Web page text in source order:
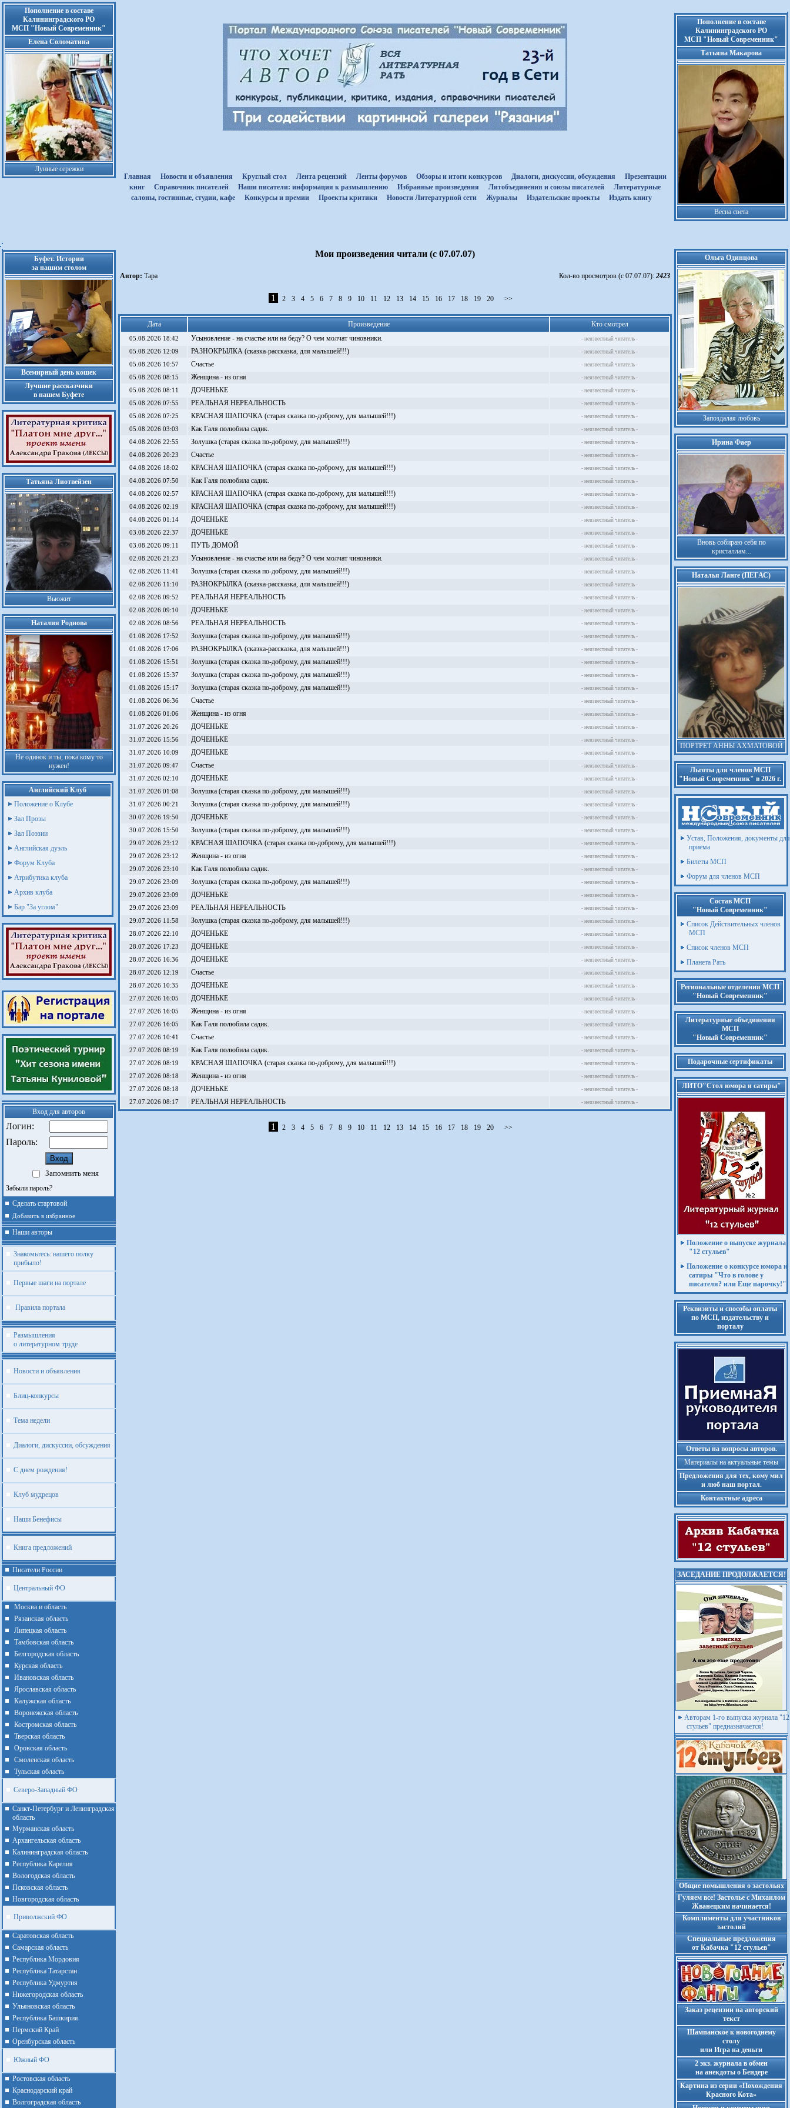
Пополнение в составе
Калининградского РО
МСП "Новый Современник"
Елена Соломатина
Лунные сережки
Главная
Новости и объявления Круглый стол Лента рецензий Ленты форумов Обзоры и итоги конкурсов Диалоги, дискуссии, обсуждения
Презентации
книг
Cправочник писателей Наши писатели: информация к размышлению Избранные произведения Литобъединения и союзы писателей
Литературные
салоны, гостинные, студии, кафе
Kонкурсы и премии Проекты критики Новости Литературной сети Журналы Издательские проекты Издать книгу
Пополнение в составе
Калининградского РО
МСП "Новый Современник"
Татьяна Макарова
Весна света
Буфет. Истории
за нашим столом
Всемирный день кошек
Лучшие рассказчики
в нашем Буфете
Татьяна Лиотвейзен
Вьюжит
Наталия Роднова
Не одинок и ты, пока кому то
нужен!
Английский Клуб
Положение о Клубе
Зал Прозы
Зал Поэзии
Английская дуэль
Форум Клуба
Атрибутика клуба
Архив клуба
Бар "За углом"
Вход для авторов
Логин:
Пароль:
Запомнить меня
Забыли пароль?
Сделать стартовой
Добавить в избранное
Наши авторы
Знакомьтесь: нашего полку
прибыло!
Первые шаги на портале
Правила портала
Размышления
о литературном труде
Новости и объявления
Блиц-конкурсы
Тема недели
Диалоги, дискуссии, обсуждения
С днем рождения!
Клуб мудрецов
Наши Бенефисы
Книга предложений
Писатели России
Центральный ФО
Москва и область
Рязанская область
Липецкая область
Тамбовская область
Белгородская область
Курская область
Ивановская область
Ярославская область
Калужская область
Воронежская область
Костромская область
Тверская область
Оровская область
Смоленская область
Тульская область
Северо-Западный ФО
Санкт-Петербург и Ленинградская
область
Мурманская область
Архангельская область
Калининградская область
Республика Карелия
Вологодская область
Псковская область
Новгородская область
Приволжский ФО
Cаратовская область
Cамарская область
Республика Мордовия
Республика Татарстан
Республика Удмуртия
Нижегородская область
Ульяновская область
Республика Башкирия
Пермский Край
Оренбурская область
Южный ФО
Ростовская область
Краснодарский край
Волгоградская область
Мои произведения читали (с 07.07.07)
Автор: Тара Кол-во просмотров (с 07.07.07): 2423
1 2 3 4 5 6 7 8 9 10 11 12 13 14 15 16 17 18 19 20 >>
Дата Произведение Кто смотрел
05.08.2026 18:42 Усыновление - на счастье или на беду? О чем молчат чиновники. - неизвестный читатель -
05.08.2026 12:09 РАЗНОКРЫЛКА (сказка-рассказка, для малышей!!!) - неизвестный читатель -
05.08.2026 10:57 Счастье - неизвестный читатель -
05.08.2026 08:15 Женщина - из огня - неизвестный читатель -
05.08.2026 08:11 ДОЧЕНЬКЕ - неизвестный читатель -
05.08.2026 07:55 РЕАЛЬНАЯ НЕРЕАЛЬНОСТЬ - неизвестный читатель -
05.08.2026 07:25 КРАСНАЯ ШАПОЧКА (старая сказка по-доброму, для малышей!!!) - неизвестный читатель -
05.08.2026 03:03 Как Галя полюбила садик. - неизвестный читатель -
04.08.2026 22:55 Золушка (старая сказка по-доброму, для малышей!!!) - неизвестный читатель -
04.08.2026 20:23 Счастье - неизвестный читатель -
04.08.2026 18:02 КРАСНАЯ ШАПОЧКА (старая сказка по-доброму, для малышей!!!) - неизвестный читатель -
04.08.2026 07:50 Как Галя полюбила садик. - неизвестный читатель -
04.08.2026 02:57 КРАСНАЯ ШАПОЧКА (старая сказка по-доброму, для малышей!!!) - неизвестный читатель -
04.08.2026 02:19 КРАСНАЯ ШАПОЧКА (старая сказка по-доброму, для малышей!!!) - неизвестный читатель -
04.08.2026 01:14 ДОЧЕНЬКЕ - неизвестный читатель -
03.08.2026 22:37 ДОЧЕНЬКЕ - неизвестный читатель -
03.08.2026 09:11 ПУТЬ ДОМОЙ - неизвестный читатель -
02.08.2026 21:23 Усыновление - на счастье или на беду? О чем молчат чиновники. - неизвестный читатель -
02.08.2026 11:41 Золушка (старая сказка по-доброму, для малышей!!!) - неизвестный читатель -
02.08.2026 11:10 РАЗНОКРЫЛКА (сказка-рассказка, для малышей!!!) - неизвестный читатель -
02.08.2026 09:52 РЕАЛЬНАЯ НЕРЕАЛЬНОСТЬ - неизвестный читатель -
02.08.2026 09:10 ДОЧЕНЬКЕ - неизвестный читатель -
02.08.2026 08:56 РЕАЛЬНАЯ НЕРЕАЛЬНОСТЬ - неизвестный читатель -
01.08.2026 17:52 Золушка (старая сказка по-доброму, для малышей!!!) - неизвестный читатель -
01.08.2026 17:06 РАЗНОКРЫЛКА (сказка-рассказка, для малышей!!!) - неизвестный читатель -
01.08.2026 15:51 Золушка (старая сказка по-доброму, для малышей!!!) - неизвестный читатель -
01.08.2026 15:37 Золушка (старая сказка по-доброму, для малышей!!!) - неизвестный читатель -
01.08.2026 15:17 Золушка (старая сказка по-доброму, для малышей!!!) - неизвестный читатель -
01.08.2026 06:36 Счастье - неизвестный читатель -
01.08.2026 01:06 Женщина - из огня - неизвестный читатель -
31.07.2026 20:26 ДОЧЕНЬКЕ - неизвестный читатель -
31.07.2026 15:56 ДОЧЕНЬКЕ - неизвестный читатель -
31.07.2026 10:09 ДОЧЕНЬКЕ - неизвестный читатель -
31.07.2026 09:47 Счастье - неизвестный читатель -
31.07.2026 02:10 ДОЧЕНЬКЕ - неизвестный читатель -
31.07.2026 01:08 Золушка (старая сказка по-доброму, для малышей!!!) - неизвестный читатель -
31.07.2026 00:21 Золушка (старая сказка по-доброму, для малышей!!!) - неизвестный читатель -
30.07.2026 19:50 ДОЧЕНЬКЕ - неизвестный читатель -
30.07.2026 15:50 Золушка (старая сказка по-доброму, для малышей!!!) - неизвестный читатель -
29.07.2026 23:12 КРАСНАЯ ШАПОЧКА (старая сказка по-доброму, для малышей!!!) - неизвестный читатель -
29.07.2026 23:12 Женщина - из огня - неизвестный читатель -
29.07.2026 23:10 Как Галя полюбила садик. - неизвестный читатель -
29.07.2026 23:09 Золушка (старая сказка по-доброму, для малышей!!!) - неизвестный читатель -
29.07.2026 23:09 ДОЧЕНЬКЕ - неизвестный читатель -
29.07.2026 23:09 РЕАЛЬНАЯ НЕРЕАЛЬНОСТЬ - неизвестный читатель -
29.07.2026 11:58 Золушка (старая сказка по-доброму, для малышей!!!) - неизвестный читатель -
28.07.2026 22:10 ДОЧЕНЬКЕ - неизвестный читатель -
28.07.2026 17:23 ДОЧЕНЬКЕ - неизвестный читатель -
28.07.2026 16:36 ДОЧЕНЬКЕ - неизвестный читатель -
28.07.2026 12:19 Счастье - неизвестный читатель -
28.07.2026 10:35 ДОЧЕНЬКЕ - неизвестный читатель -
27.07.2026 16:05 ДОЧЕНЬКЕ - неизвестный читатель -
27.07.2026 16:05 Женщина - из огня - неизвестный читатель -
27.07.2026 16:05 Как Галя полюбила садик. - неизвестный читатель -
27.07.2026 10:41 Счастье - неизвестный читатель -
27.07.2026 08:19 Как Галя полюбила садик. - неизвестный читатель -
27.07.2026 08:19 КРАСНАЯ ШАПОЧКА (старая сказка по-доброму, для малышей!!!) - неизвестный читатель -
27.07.2026 08:18 Женщина - из огня - неизвестный читатель -
27.07.2026 08:18 ДОЧЕНЬКЕ - неизвестный читатель -
27.07.2026 08:17 РЕАЛЬНАЯ НЕРЕАЛЬНОСТЬ - неизвестный читатель -
1 2 3 4 5 6 7 8 9 10 11 12 13 14 15 16 17 18 19 20 >>
Ольга Одинцова
Запоздалая любовь
Ирина Фаер
Вновь собираю себя по
кристаллам...
Наталья Ланге (ПЕГАС)
ПОРТРЕТ АННЫ АХМАТОВОЙ
Льготы для членов МСП
"Новый Современник" в 2026 г.
Устав, Положения, документы для
приема
Билеты МСП
Форум для членов МСП
Состав МСП
"Новый Современник"
Список Действительных членов
МСП
Список членов МСП
Планета Рать
Региональные отделения МСП
"Новый Современник"
Литературные объединения
МСП
"Новый Современник"
Подарочные сертификаты
ЛИТО"Стол юмора и сатиры"
Положение о выпуске журнала
"12 стульев"
Положение о конкурсе юмора и
сатиры "Что в голове у
писателя? или Еще парочку!"
Реквизиты и способы оплаты
по МСП, издательству и
порталу
Ответы на вопросы авторов.
Материалы на актуальные темы
Предложения для тех, кому мил
и люб наш портал.
Контактные адреса
ЗАСЕДАНИЕ ПРОДОЛЖАЕТСЯ!
Авторам 1-го выпуска журнала "12
стульев" предназначается!
Общие помышления о застольях
Гуляем все! Застолье с Михаилом
Жванецким начинается!
Комплименты для участников
застолий
Cпециальные предложения
от Кабачка "12 стульев"
Заказ рецензии на авторский
текст
Шампанское к новогоднему
столу
или Игра на деньги
2 экз. журнала в обмен
на анекдоты о Бендере
Картина из серии «Похождения
Красного Кота»